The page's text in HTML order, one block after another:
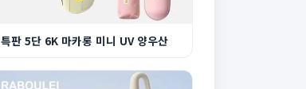
특판 5단 6K 마카롱 미니 UV 양우산